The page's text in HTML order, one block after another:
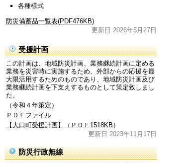
各種様式
防災備蓄品一覧表(PDF476KB)
更新日 2026年5月27日
受援計画
この計画は、地域防災計画、業務継続計画に定める
業務を災害時に実施するため、外部からの応援を最
大限活用するためのものであり、地域防災計画及び
業務継続計画を下支えするものとして策定致しまし
た。
（令和４年策定）
ＰＤＦファイル
【大口町受援計画】（ＰＤＦ1518KB ）
更新日 2023年11月17日
防災行政無線